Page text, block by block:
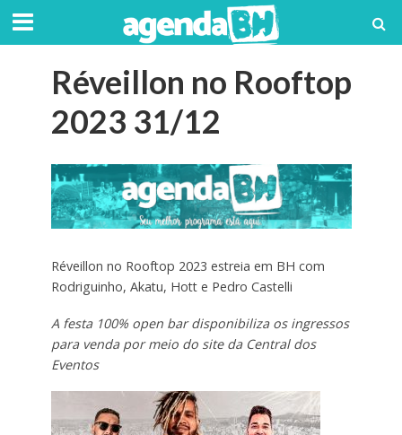
Réveillon no Rooftop
2023 31/12
Réveillon no Rooftop 2023 estreia em BH com
Rodriguinho, Akatu, Hott e Pedro Castelli
A festa 100% open bar disponibiliza os ingressos
para venda por meio do site da Central dos
Eventos